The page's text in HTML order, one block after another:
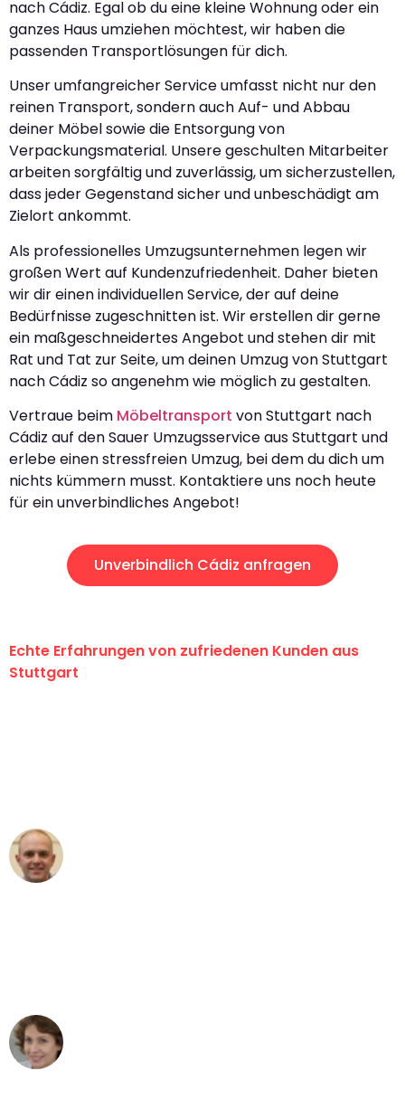
nach Cádiz. Egal ob du eine kleine Wohnung oder ein
ganzes Haus umziehen möchtest, wir haben die
passenden Transportlösungen für dich.
Unser umfangreicher Service umfasst nicht nur den
reinen Transport, sondern auch Auf- und Abbau
deiner Möbel sowie die Entsorgung von
Verpackungsmaterial. Unsere geschulten Mitarbeiter
arbeiten sorgfältig und zuverlässig, um sicherzustellen,
dass jeder Gegenstand sicher und unbeschädigt am
Zielort ankommt.
Als professionelles Umzugsunternehmen legen wir
großen Wert auf Kundenzufriedenheit. Daher bieten
wir dir einen individuellen Service, der auf deine
Bedürfnisse zugeschnitten ist. Wir erstellen dir gerne
ein maßgeschneidertes Angebot und stehen dir mit
Rat und Tat zur Seite, um deinen Umzug von Stuttgart
nach Cádiz so angenehm wie möglich zu gestalten.
Vertraue beim Möbeltransport von Stuttgart nach
Cádiz auf den Sauer Umzugsservice aus Stuttgart und
erlebe einen stressfreien Umzug, bei dem du dich um
nichts kümmern musst. Kontaktiere uns noch heute
für ein unverbindliches Angebot!
Unverbindlich Cádiz anfragen
Echte Erfahrungen von zufriedenen Kunden aus
Stuttgart